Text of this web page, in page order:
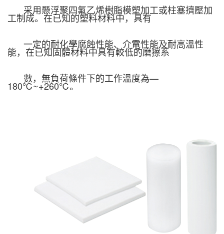
采用懸浮聚四氟乙烯樹脂模塑加工或柱塞擠壓加
工制成。在已知的塑料材料中，具有
一定的耐化學腐蝕性能、介電性能及耐高溫性
能，在已知固體材料中具有較低的磨擦系
數，無負荷條件下的工作溫度為—
180℃~+260℃。